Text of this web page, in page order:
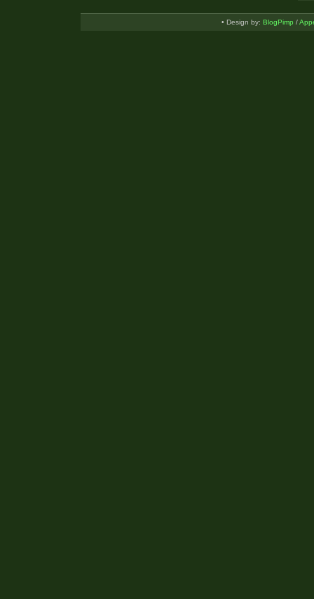
• Design by: BlogPimp /